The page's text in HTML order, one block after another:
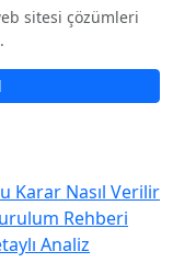
sitesi çözümleri
Karar Nasıl Verilir
Rehberi
Analiz